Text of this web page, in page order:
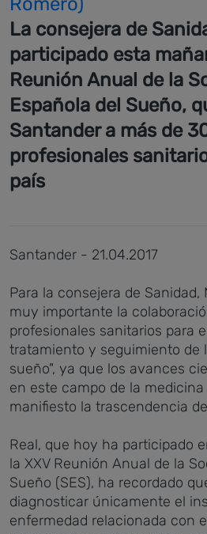
La consejera de
participado esta
Reunión Anual de la
Española del Sueño,
Santander a más de
profesionales
país
Santander - 21.04.2017
Para la consejera de Sanidad,
muy importante la
profesionales sanitarios para
tratamiento y seguimiento de
sueño", ya que los avances
en este campo de la
manifiesto la trascendencia
Real, que hoy ha participado
la XXV Reunión Anual de la
Sueño (SES), ha recordado
diagnosticar únicamente el
enfermedad relacionada con